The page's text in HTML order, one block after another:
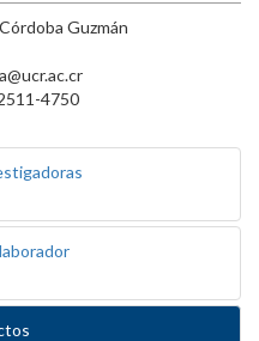
Guzmán
4750